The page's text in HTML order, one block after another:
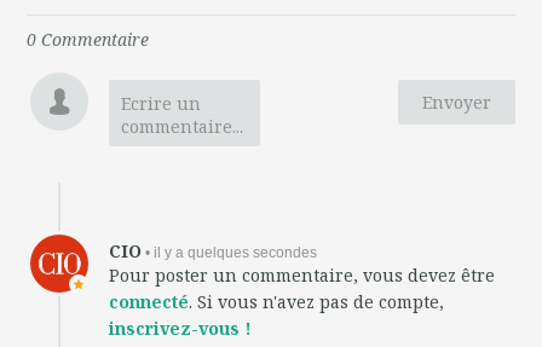
0 Commentaire
Envoyer
Ecrire un
commentaire...
CIO • il y a quelques secondes
Pour poster un commentaire, vous devez être
connecté. Si vous n'avez pas de compte,
inscrivez-vous !